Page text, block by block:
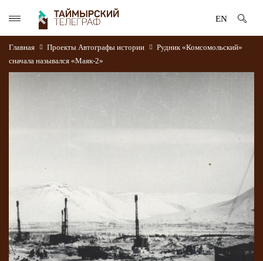
EN
Главная Проекты Автографы истории
Рудник «Комсомольский»
сначала назывался «Маяк-2»